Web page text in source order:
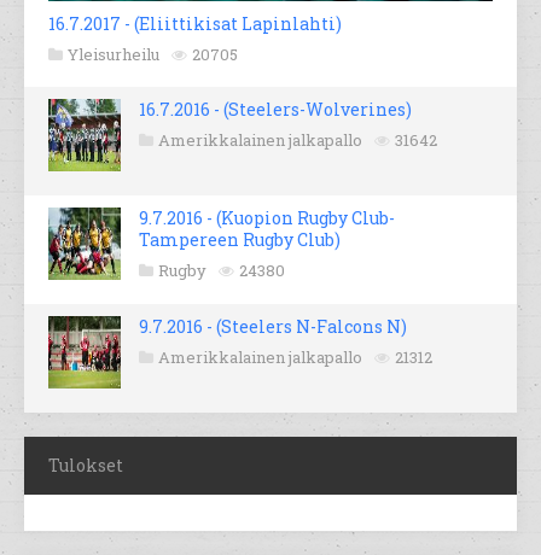
16.7.2017 - (Eliittikisat Lapinlahti)
Yleisurheilu 20705
16.7.2016 - (Steelers-Wolverines)
Amerikkalainen jalkapallo 31642
9.7.2016 - (Kuopion Rugby Club-
Tampereen Rugby Club)
Rugby 24380
9.7.2016 - (Steelers N-Falcons N)
Amerikkalainen jalkapallo 21312
Tulokset